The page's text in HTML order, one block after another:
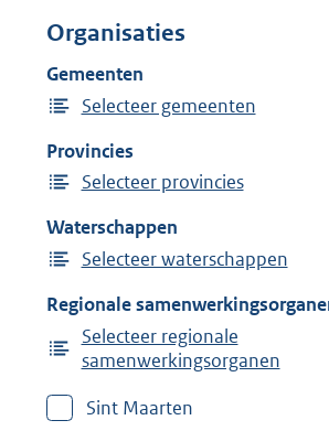
Organisaties
Gemeenten
Selecteer gemeenten
Provincies
Selecteer provincies
Waterschappen
Selecteer waterschappen
Regionale
Selecteer regionale
samenwerkingsorganen
Sint Maarten